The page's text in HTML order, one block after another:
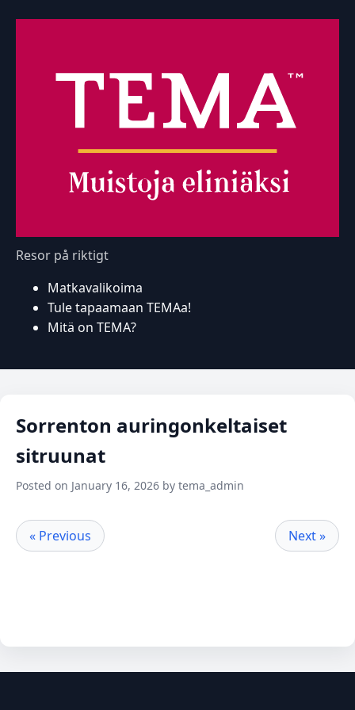
Resor på riktigt
Matkavalikoima
Tule tapaamaan TEMAa!
Mitä on TEMA?
Sorrenton auringonkeltaiset
sitruunat
Posted on January 16, 2026 by tema_admin
« Previous Next »